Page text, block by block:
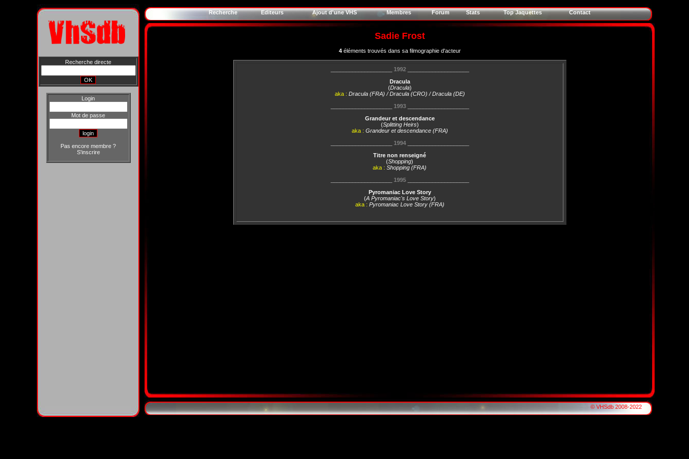
Recherche directe
Login
Mot de passe
Pas encore membre ?
S'inscrire
Recherche Editeurs Ajout d'une VHS Membres Forum Stats Top Jaquettes Contact
Sadie Frost
4éléments trouvés dans sa filmographie d'acteur
1992____________________
Dracula
(Dracula)
aka : Dracula (FRA) / Dracula (CRO) / Dracula (DE)
1993____________________
Grandeur et descendance
(Splitting Heirs)
aka : Grandeur et descendance (FRA)
1994____________________
Titre non renseigné
(Shopping)
aka : Shopping (FRA)
1995____________________
Pyromaniac Love Story
(A Pyromaniac's Love Story)
aka : Pyromaniac Love Story (FRA)
© VHSdb 2008-2022